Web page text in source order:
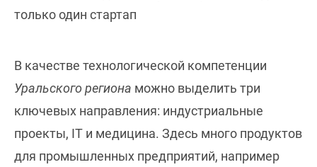
только один стартап
В качестве технологической компетенции
Уральского региона можно выделить три
ключевых направления: индустриальные
проекты, IT и медицина. Здесь много продуктов
для промышленных предприятий, например